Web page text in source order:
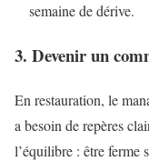
semaine de dérive.
3. Devenir un
En restauration, le
a besoin de repères
l’équilibre : être ferme